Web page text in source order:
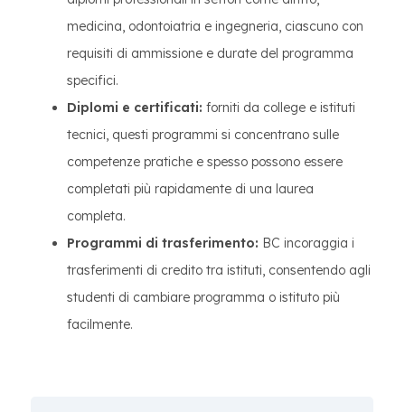
medicina, odontoiatria e ingegneria, ciascuno con
requisiti di ammissione e durate del programma
specifici.
Diplomi e certificati: forniti da college e istituti
tecnici, questi programmi si concentrano sulle
competenze pratiche e spesso possono essere
completati più rapidamente di una laurea
completa.
Programmi di trasferimento: BC incoraggia i
trasferimenti di credito tra istituti, consentendo agli
studenti di cambiare programma o istituto più
facilmente.